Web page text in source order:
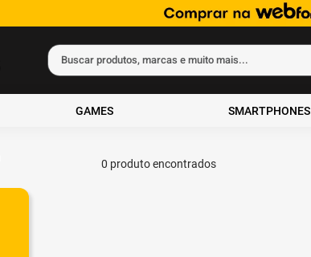
Buscar produtos, marcas e muito mais...
GAMES SMARTPHONES
0 produto
Termos mais buscados